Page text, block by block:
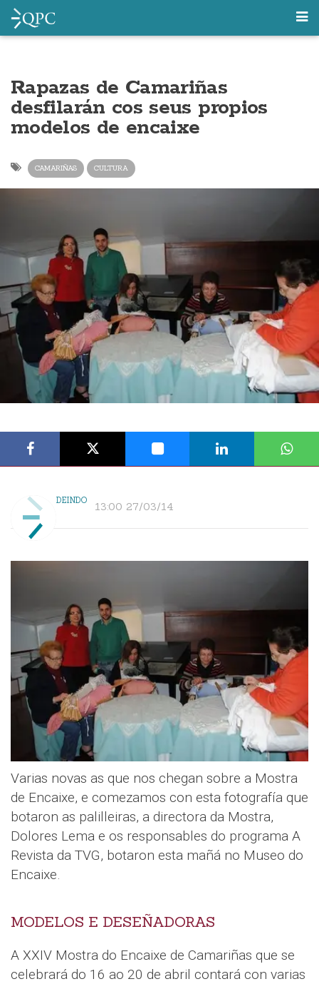
Rapazas de Camariñas
desfilarán cos seus propios
modelos de encaixe
CAMARIÑAS CULTURA
DEINDO 13:00 27/03/14
Varias novas as que nos chegan sobre a Mostra
de Encaixe, e comezamos con esta fotografía que
botaron as palilleiras, a directora da Mostra,
Dolores Lema e os responsables do programa A
Revista da TVG, botaron esta mañá no Museo do
Encaixe.
MODELOS E DESEÑADORAS
A XXIV Mostra do Encaixe de Camariñas que se
celebrará do 16 ao 20 de abril contará con varias